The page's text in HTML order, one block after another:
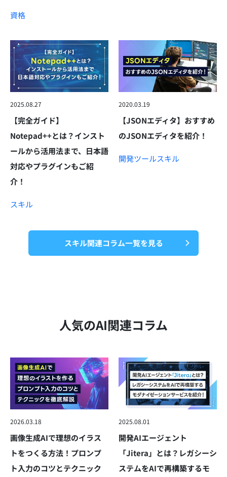
資格
2025.08.27
【完全ガイド】
Notepad++とは？インスト
ールから活用法まで、日本語
対応やプラグインもご紹
介！
スキル
2020.03.19
【JSONエディタ】おすすめ
のJSONエディタを紹介！
開発ツールスキル
スキル関連コラム一覧を見る
人気のAI関連コラム
2026.03.18
画像生成AIで理想のイラス
トをつくる方法！プロンプ
ト入力のコツとテクニック
2025.08.01
開発AIエージェント
「Jitera」とは？レガシーシ
ステムをAIで再構築するモ